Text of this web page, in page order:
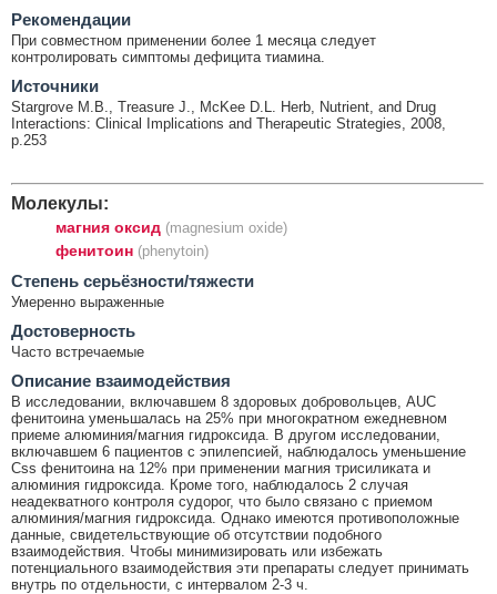
Рекомендации
При совместном применении более 1 месяца следует
контролировать симптомы дефицита тиамина.
Источники
Stargrove M.B., Treasure J., McKee D.L. Herb, Nutrient, and Drug
Interactions: Clinical Implications and Therapeutic Strategies, 2008,
p.253
Молекулы:
магния оксид (magnesium oxide)
фенитоин (phenytoin)
Cтепень серьёзности/тяжести
Умеренно выраженные
Достоверность
Часто встречаемые
Описание взаимодействия
В исследовании, включавшем 8 здоровых добровольцев, AUC
фенитоина уменьшалась на 25% при многократном ежедневном
приеме алюминия/магния гидроксида. В другом исследовании,
включавшем 6 пациентов с эпилепсией, наблюдалось уменьшение
Css фенитоина на 12% при применении магния трисиликата и
алюминия гидроксида. Кроме того, наблюдалось 2 случая
неадекватного контроля судорог, что было связано с приемом
алюминия/магния гидроксида. Однако имеются противоположные
данные, свидетельствующие об отсутствии подобного
взаимодействия. Чтобы минимизировать или избежать
потенциального взаимодействия эти препараты следует принимать
внутрь по отдельности, с интервалом 2-3 ч.